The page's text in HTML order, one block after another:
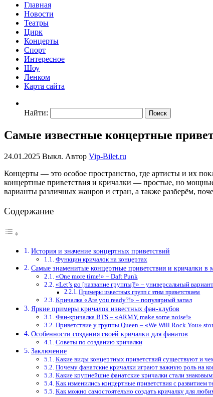
Главная
Новости
Театры
Цирк
Концерты
Спорт
Интересное
Шоу
Ленком
Карта сайта
Найти:
Самые известные концертные
24.01.2025 Выкл. Автор Vip-Bilet.ru
Концерты — это особое пространство, где артисты и их
концертные приветствия и кричалки — простые, но
варианты различных жанров и стран, а также разберём,
Содержание
История и значение концертных приветствий
Функции кричалок на концертах
Самые знаменитые концертные приветствия и кричалки в
«One more time!» – Daft Punk
«Let’s go [название группы]!» – универсальный вариант
Примеры известных групп с этим приветствием
Кричалка «Are you ready?!» – популярный запал
Яркие примеры кричалок известных фан-клубов
Фан-кричалка BTS – «ARMY, make some noise!»
Приветствие у группы Queen – «We Will Rock You»
Особенности создания своей кричалки для фанатов
Советы по созданию кричалки
Заключение
Какие виды концертных приветствий существуют и
Почему фанатские кричалки играют важную роль на
Какие крупнейшие фанатские кричалки стали
Как изменились концертные приветствия с развитием
Как можно самостоятельно создать кричалку для